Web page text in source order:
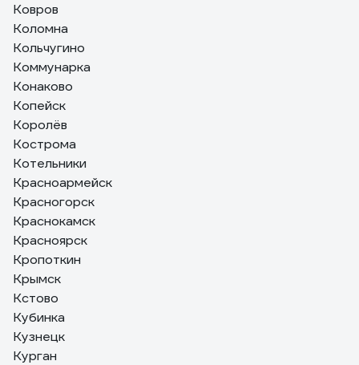
Ковров
Коломна
Кольчугино
Коммунарка
Конаково
Копейск
Королёв
Кострома
Котельники
Красноармейск
Красногорск
Краснокамск
Красноярск
Кропоткин
Крымск
Кстово
Кубинка
Кузнецк
Курган